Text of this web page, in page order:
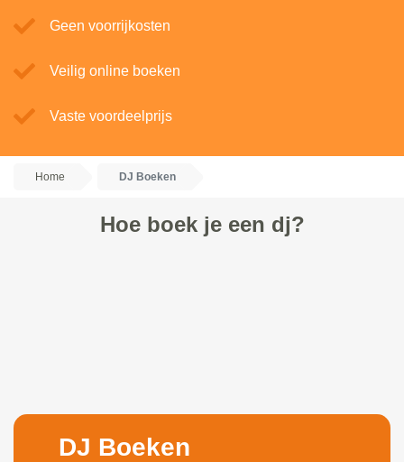
Geen voorrijkosten
Veilig online boeken
Vaste voordeelprijs
Home DJ Boeken
Hoe boek je een dj?
DJ Boeken